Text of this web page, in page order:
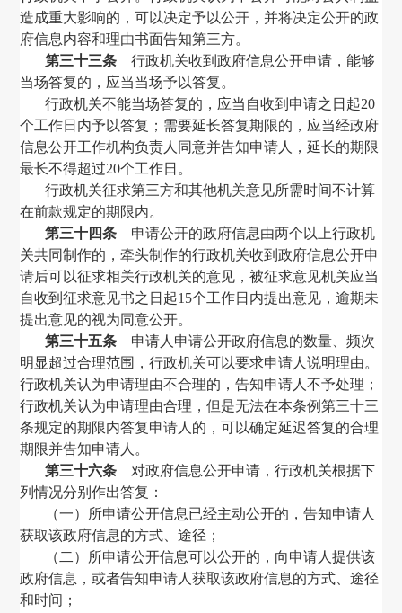
造成重大影响的，可以决定予以公开，并将决定公开的政
府信息内容和理由书面告知第三方。
第三十三条 行政机关收到政府信息公开申请，能够
当场答复的，应当当场予以答复。
行政机关不能当场答复的，应当自收到申请之日起20
个工作日内予以答复；需要延长答复期限的，应当经政府
信息公开工作机构负责人同意并告知申请人，延长的期限
最长不得超过20个工作日。
行政机关征求第三方和其他机关意见所需时间不计算
在前款规定的期限内。
第三十四条 申请公开的政府信息由两个以上行政机
关共同制作的，牵头制作的行政机关收到政府信息公开申
请后可以征求相关行政机关的意见，被征求意见机关应当
自收到征求意见书之日起15个工作日内提出意见，逾期未
提出意见的视为同意公开。
第三十五条 申请人申请公开政府信息的数量、频次
明显超过合理范围，行政机关可以要求申请人说明理由。
行政机关认为申请理由不合理的，告知申请人不予处理；
行政机关认为申请理由合理，但是无法在本条例第三十三
条规定的期限内答复申请人的，可以确定延迟答复的合理
期限并告知申请人。
第三十六条 对政府信息公开申请，行政机关根据下
列情况分别作出答复：
（一）所申请公开信息已经主动公开的，告知申请人
获取该政府信息的方式、途径；
（二）所申请公开信息可以公开的，向申请人提供该
政府信息，或者告知申请人获取该政府信息的方式、途径
和时间；